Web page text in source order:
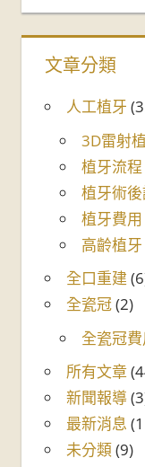
文章分類
人工植牙
3D雷射
植牙流程
植牙術
植牙費用
高齡植牙
全口重建
全瓷冠(2)
全瓷冠費
所有文章
新聞報導
最新消息
未分類(9)